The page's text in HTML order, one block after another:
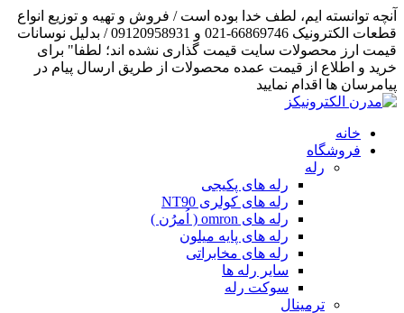
آنچه توانسته ایم، لطف خدا بوده است / فروش و تهیه و توزیع انواع
قطعات الکترونیک 66869746-021 و 09120958931 / بدلیل نوسانات
قیمت ارز محصولات سایت قیمت گذاری نشده اند؛ لطفا" برای
خرید و اطلاع از قیمت عمده محصولات از طریق ارسال پیام در
پیامرسان ها اقدام نمایید
خانه
فروشگاه
رله
رله های پکیجی
رله های کولری NT90
رله های omron ( اُمرُن )
رله های پایه میلون
رله های مخابراتی
سایر رله ها
سوکت رله
ترمینال